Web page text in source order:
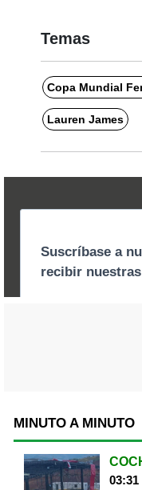
Temas
Copa Mundial
Lauren James
MINUTO A MINUTO
03:31